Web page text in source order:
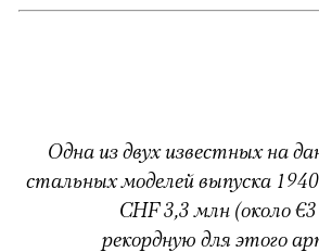
Одна из двух известных на
стальных моделей выпуска
CHF 3,3 млн (около
рекордную для этого